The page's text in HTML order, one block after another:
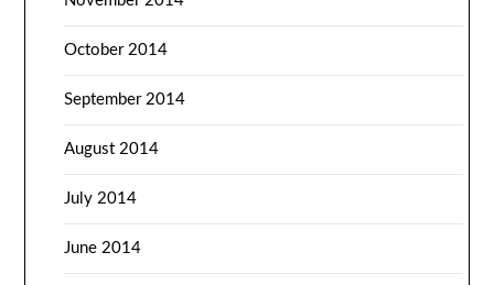
October 2014
September 2014
August 2014
July 2014
June 2014